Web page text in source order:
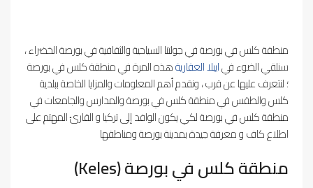
منطقة كلس في بورصة في جولتنا السياحية والثقافية في بورصة الخضراء ،
سنلقي الضوء فيايبلا العقاريةهذه المرة في منطقة كلس في بورصة
؛ لنتعرف عليها عن قرب ، ونقدم أهم المعلومات والمزايا الخاصة ببلدية
كلس والطقس في منطقة كلس في بورصة والمدارس والجامعات في
منطقة كلس في بورصة لكي يكون الوافد إلى تركيا و القارئ المهتم على
اطلاع كاف و معرفة جيدة بمدينة بورصة ومناطقها
منطقة كلس في بورصة (keles)